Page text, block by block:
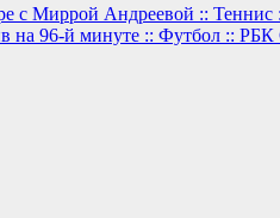
с Миррой Андреевой ::
на 96-й минуте :: Футбол :: РБК